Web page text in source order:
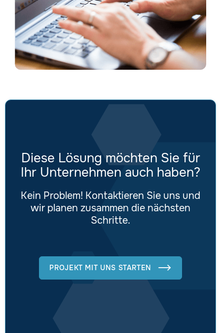
Diese Lösung möchten Sie für
Ihr Unternehmen auch haben?
Kein Problem! Kontaktieren Sie uns und
wir planen zusammen die nächsten
Schritte.
PROJEKT MIT UNS STARTEN 